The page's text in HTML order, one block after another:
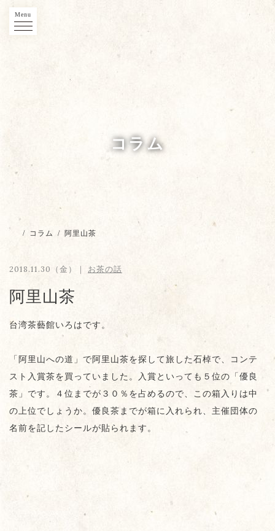
Menu
コラム
/ コラム / 阿里山茶
2018.11.30（金）｜ お茶の話
阿里山茶
台湾茶藝館いろはです。
「阿里山への道」で阿里山茶を探して旅した石棹で、コンテ
スト入賞茶を買っていました。入賞といっても５位の「優良
茶」です。４位までが３０％を占めるので、この箱入りは中
の上位でしょうか。優良茶までが箱に入れられ、主催団体の
名前を記したシールが貼られます。